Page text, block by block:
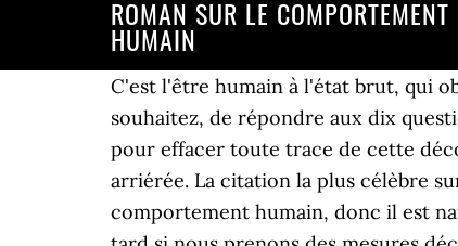
ROMAN SUR LE COMPORTEMENT
HUMAIN
C'est l'être humain à l'état brut, qui obéit ses pulsions en marchant selon ses désirs charnels. C'est pourquoi je vous invite, si vous le souhaitez, de répondre aux dix questions suivantes. Pour en savoir plus , cliquez sur l'image. Le narrateur est donc envoyé sur Terre pour effacer toute trace de cette découverte tout en recueillant des informations sur la race Humaine jugée violente, cupide et arriérée. La citation la plus célèbre sur « comportement humain » est : « Le changement climatique s'est produit à cause du comportement humain, donc il est naturel que ça soit, aux êtres humains, de résoudre ce problème.Il se peut qu'il ne soit pas trop tard si nous prenons des mesures décisives aujourd'hui. La littérature et le cinéma, depuis la fin du XX e siècle s’appuient sur la dégradation, la destruction et la disparition de l’humain dans des circonstances atroces et macabres comme la guerre, le terrorisme, les attentats suicides, les drames maritimes, aériens ou terrestres et les pandémies pour exprimer la dévalorisation de l’humain. Né en Pennsylvanie en 1904, il a commencé à travailler sur ses idées sur le comportement humain après avoir obtenu son doctorat à Harvard. Histoire : les Français et le livre sous l'Ancien Régime. Cette formation en analyse de comportement humain et sur le décryptage du mensonge vous fournira des outils tangibles que vous pourrez appliquer dans le cadre de votre travail, afin de bien préparer et structurer vos entrevues. La connaissance est la mati�re premi�re de l'Intelligence. C’est un ouvrage très souvent cité dans le milieu des chercheurs et des enseignants mais en fait très peu connu. Comprendre quelle est notre place dans le vivant, comment nous en procédons et comment nous en émergeons : tel est l'enjeu de ce livre qui retrace la généalogie du monde humain où, contrairement à une certaine idéologie libérale, la notion même d'individu n'a pas de sens, car chacun est d'emblée saisi par un réseau de relations. Comportement animal pour débutants et initiés. Ecole de formation de comportementalistes animaliers pour chiens et chats. Pour en savoir plus , cliquez sur l'image. « Science et comportement humain » est l’ouvrage de référence de la théorie comportementaliste. TOP 10 des citations comportement (de célébrités, de films ou d'internautes) et proverbes comportement classés par auteur, thématique, nationalité et par culture. E.mail : Re : Recherche livre sur le comportement humain en pratique Envoyé par 9elstreet J'ai lu quelques ouvrages en psychologie, c'est un champ qui m'intéresse grandement, mais je passe par une petite phase de désillusion... après avoir beaucoup lu, j'ai une bonne compréhension globale, mais qui ne me permet pas d'avoir la moindre compréhension de certains petits comportements humains!!